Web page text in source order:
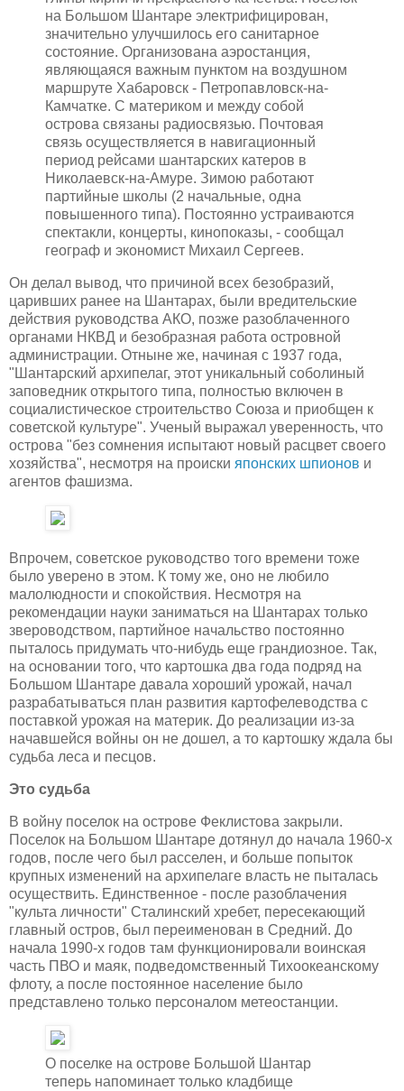
на Большом Шантаре электрифицирован,
значительно улучшилось его санитарное
состояние. Организована аэростанция,
являющаяся важным пунктом на воздушном
маршруте Хабаровск - Петропавловск-на-
Камчатке. С материком и между собой
острова связаны радиосвязью. Почтовая
связь осуществляется в навигационный
период рейсами шантарских катеров в
Николаевск-на-Амуре. Зимою работают
партийные школы (2 начальные, одна
повышенного типа). Постоянно устраиваются
спектакли, концерты, кинопоказы, - сообщал
географ и экономист Михаил Сергеев.
Он делал вывод, что причиной всех безобразий,
царивших ранее на Шантарах, были вредительские
действия руководства АКО, позже разоблаченного
органами НКВД и безобразная работа островной
администрации. Отныне же, начиная с 1937 года,
"Шантарский архипелаг, этот уникальный соболиный
заповедник открытого типа, полностью включен в
социалистическое строительство Союза и приобщен к
советской культуре". Ученый выражал уверенность, что
острова "без сомнения испытают новый расцвет своего
хозяйства", несмотря на происки японских шпионов и
агентов фашизма.
Впрочем, советское руководство того времени тоже
было уверено в этом. К тому же, оно не любило
малолюдности и спокойствия. Несмотря на
рекомендации науки заниматься на Шантарах только
звероводством, партийное начальство постоянно
пыталось придумать что-нибудь еще грандиозное. Так,
на основании того, что картошка два года подряд на
Большом Шантаре давала хороший урожай, начал
разрабатываться план развития картофелеводства с
поставкой урожая на материк. До реализации из-за
начавшейся войны он не дошел, а то картошку ждала бы
судьба леса и песцов.
Это судьба
В войну поселок на острове Феклистова закрыли.
Поселок на Большом Шантаре дотянул до начала 1960-х
годов, после чего был расселен, и больше попыток
крупных изменений на архипелаге власть не пыталась
осуществить. Единственное - после разоблачения
"культа личности" Сталинский хребет, пересекающий
главный остров, был переименован в Средний. До
начала 1990-х годов там функционировали воинская
часть ПВО и маяк, подведомственный Тихоокеанскому
флоту, а после постоянное население было
представлено только персоналом метеостанции.
О поселке на острове Большой Шантар
теперь напоминает только кладбище